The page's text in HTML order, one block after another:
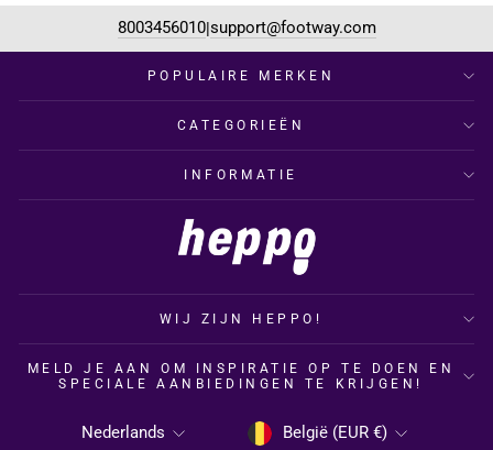
8003456010|support@footway.com
POPULAIRE MERKEN
CATEGORIEËN
INFORMATIE
WIJ ZIJN HEPPO!
MELD JE AAN OM INSPIRATIE OP TE DOEN EN
SPECIALE AANBIEDINGEN TE KRIJGEN!
TAAL
Nederlands MUNTEENHEID
België (EUR €)